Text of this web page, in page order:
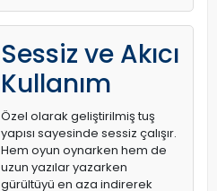
Sessiz ve Akıcı
Kullanım
Özel olarak geliştirilmiş tuş
yapısı sayesinde sessiz çalışır.
Hem oyun oynarken hem de
uzun yazılar yazarken
gürültüyü en aza indirerek